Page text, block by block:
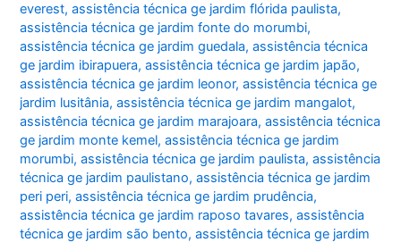
everest,assistência técnica ge jardim flórida paulista,
assistência técnica ge jardim fonte do morumbi,
assistência técnica ge jardim guedala,assistência técnica
ge jardim ibirapuera,assistência técnica ge jardim japão,
assistência técnica ge jardim leonor,assistência técnica ge
jardim lusitânia,assistência técnica ge jardim mangalot,
assistência técnica ge jardim marajoara,assistência técnica
ge jardim monte kemel,assistência técnica ge jardim
morumbi,assistência técnica ge jardim paulista,assistência
técnica ge jardim paulistano,assistência técnica ge jardim
peri peri,assistência técnica ge jardim prudência,
assistência técnica ge jardim raposo tavares,assistência
técnica ge jardim são bento,assistência técnica ge jardim